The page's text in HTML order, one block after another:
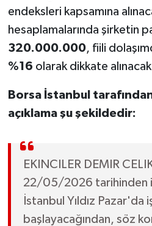
endeksleri kapsamına
hesaplamalarında şirketin
320.000.000, fiili
%16 olarak dikkate
Borsa İstanbul
açıklama şu şekildedir:
EKINCILER DEMIR
22/05/2026 tarihinden
İstanbul Yıldız
başlayacağından, söz